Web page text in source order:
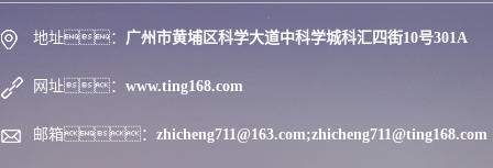
地址： 广州市黄埔区科学大道中科学城科汇四街10号301A
网址： www.ting168.com
邮箱： zhicheng711@163.com;zhicheng711@ting168.com